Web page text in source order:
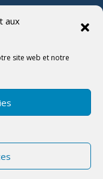
aux
site web et notre